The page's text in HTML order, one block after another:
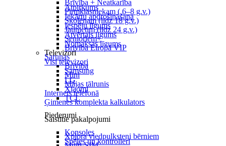
Brīvība + Neatkarība
Pirmklasniekam ( 6–8 g.v.)
Skolēnam (līdz 18 g.v.)
Jaunietim (līdz 24 g.v.)
Senioriem+
Brīvība Eiropā VIP
Sarunas
Brīvība
Mini
Mājas tālrunis
Internets telefonā
Ģimenes komplekta kalkulators
Saistītie pakalpojumi
Xplora viedpulksteņi bērniem
Atpirkums
Iekārtu apdrošināšana
Iespēju līgums
Atvērtais līgums
Nomaksas līgums
Televizori
Visi televizori
Samsung
LG
Xiaomi
TCL
Piederumi
Konsoles
Spēles un kontrolieri